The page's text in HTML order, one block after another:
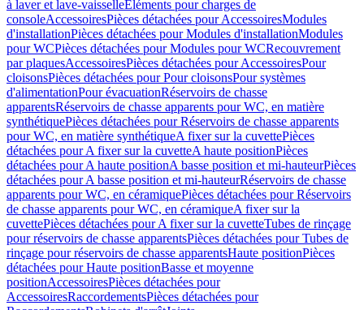
à laver et lave-vaisselleEléments pour charges de
consoleAccessoiresPièces détachées pour AccessoiresModules
d'installationPièces détachées pour Modules d'installationModules
pour WCPièces détachées pour Modules pour WCRecouvrement
par plaquesAccessoiresPièces détachées pour AccessoiresPour
cloisonsPièces détachées pour Pour cloisonsPour systèmes
d'alimentationPour évacuationRéservoirs de chasse
apparentsRéservoirs de chasse apparents pour WC, en matière
synthétiquePièces détachées pour Réservoirs de chasse apparents
pour WC, en matière synthétiqueA fixer sur la cuvettePièces
détachées pour A fixer sur la cuvetteA haute positionPièces
détachées pour A haute positionA basse position et mi-hauteurPièces
détachées pour A basse position et mi-hauteurRéservoirs de chasse
apparents pour WC, en céramiquePièces détachées pour Réservoirs
de chasse apparents pour WC, en céramiqueA fixer sur la
cuvettePièces détachées pour A fixer sur la cuvetteTubes de rinçage
pour réservoirs de chasse apparentsPièces détachées pour Tubes de
rinçage pour réservoirs de chasse apparentsHaute positionPièces
détachées pour Haute positionBasse et moyenne
positionAccessoiresPièces détachées pour
AccessoiresRaccordementsPièces détachées pour